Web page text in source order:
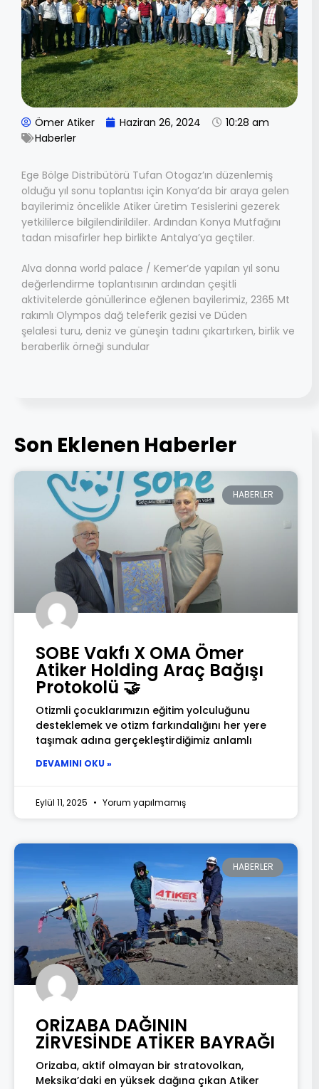
Ömer Atiker Haziran 26, 2024
10:28 am
Haberler
Ege Bölge Distribütörü Tufan Otogaz’ın düzenlemiş
olduğu yıl sonu toplantısı için Konya’da bir araya gelen
bayilerimiz öncelikle Atiker üretim Tesislerini gezerek
yetkililerce bilgilendirildiler. Ardından Konya Mutfağını
tadan misafirler hep birlikte Antalya’ya geçtiler.
Alva donna world palace / Kemer’de yapılan yıl sonu
değerlendirme toplantısının ardından çeşitli
aktivitelerde gönüllerince eğlenen bayilerimiz, 2365 Mt
rakımlı Olympos dağ teleferik gezisi ve Düden
şelalesi turu, deniz ve güneşin tadını çıkartırken, birlik ve
beraberlik örneği sundular
Son Eklenen Haberler
HABERLER
SOBE Vakfı X OMA Ömer
Atiker Holding Araç Bağışı
Protokolü 🤝
Otizmli çocuklarımızın eğitim yolculuğunu
desteklemek ve otizm farkındalığını her yere
taşımak adına gerçekleştirdiğimiz anlamlı
DEVAMINI OKU »
Eylül 11, 2025 Yorum yapılmamış
HABERLER
ORİZABA DAĞININ
ZİRVESİNDE ATİKER BAYRAĞI
Orizaba, aktif olmayan bir stratovolkan,
Meksika’daki en yüksek dağına çıkan Atiker